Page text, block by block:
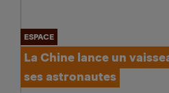
ESPACE
La Chine lance un
ses astronautes